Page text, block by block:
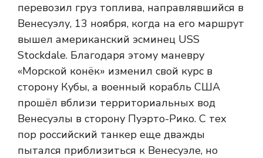
перевозил груз топлива, направлявшийся в
Венесуэлу, 13 ноября, когда на его маршрут
вышел американский эсминец USS
Stockdale. Благодаря этому маневру
«Морской конёк» изменил свой курс в
сторону Кубы, а военный корабль США
прошёл вблизи территориальных вод
Венесуэлы в сторону Пуэрто-Рико. С тех
пор российский танкер еще дважды
пытался приблизиться к Венесуэле, но